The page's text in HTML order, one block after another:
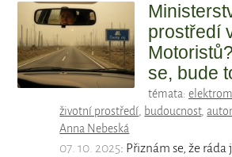
prostředí
se, bude
témata:
životní prostředí, budoucnost,
Anna Nebeská
07. 10. 2025: Přiznám se, že